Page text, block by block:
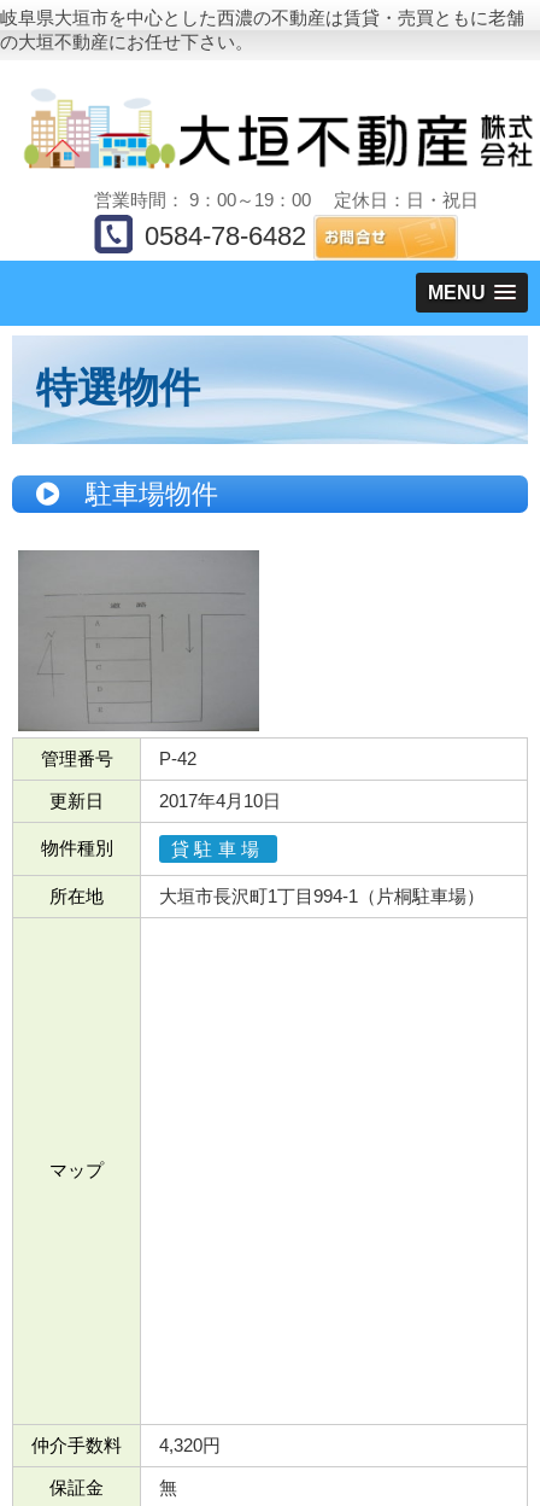
岐阜県大垣市を中心とした西濃の不動産は賃貸・売買ともに老舗
の大垣不動産にお任せ下さい。
営業時間： 9：00～19：00 定休日：日・祝日
0584-78-6482
MENU
特選物件
駐車場物件
管理番号 P-42
更新日 2017年4月10日
物件種別 貸駐車場
所在地 大垣市長沢町1丁目994-1（片桐駐車場）
マップ
仲介手数料 4,320円
保証金 無